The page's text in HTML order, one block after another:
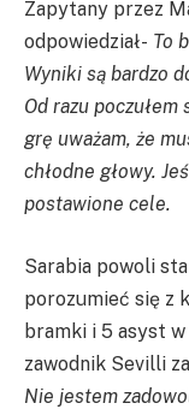
Zapytany przez
odpowiedział- To
Wyniki są bardzo
Od razu
grę uważam, że
chłodne głowy.
postawione cele.
Sarabia powoli
porozumieć się z
bramki i 5 asyst
zawodnik Sevilli
Nie jestem